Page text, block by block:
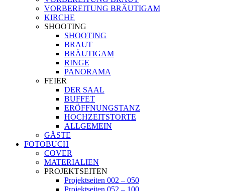
VORBEREITUNG BRÄUTIGAM
KIRCHE
SHOOTING
SHOOTING
BRAUT
BRÄUTIGAM
RINGE
PANORAMA
FEIER
DER SAAL
BUFFET
ERÖFFNUNGSTANZ
HOCHZEITSTORTE
ALLGEMEIN
GÄSTE
FOTOBUCH
COVER
MATERIALIEN
PROJEKTSEITEN
Projektseiten 002 – 050
Projektseiten 052 – 100